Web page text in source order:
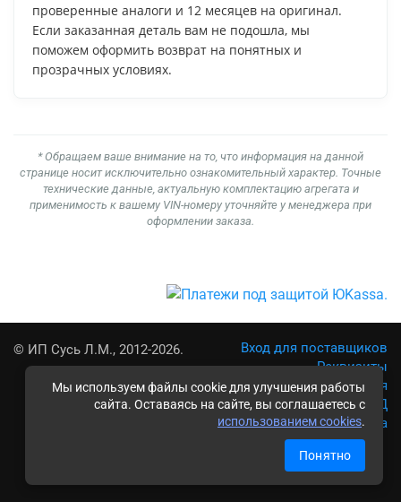
Мы используем файлы cookie для улучшения работы
сайта. Оставаясь на сайте, вы соглашаетесь с
использованием cookies.
Понятно
проверенные аналоги и 12 месяцев на оригинал.
Если заказанная деталь вам не подошла, мы
поможем оформить возврат на понятных и
прозрачных условиях.
* Обращаем ваше внимание на то, что информация на данной
странице носит исключительно ознакомительный характер. Точные
технические данные, актуальную комплектацию агрегата и
применимость к вашему VIN-номеру уточняйте у менеджера при
оформлении заказа.
© ИП Сусь Л.М., 2012-2026.
Вход для поставщиков
Реквизиты
Условия использования
Политика обработки ПД
Карта сайта